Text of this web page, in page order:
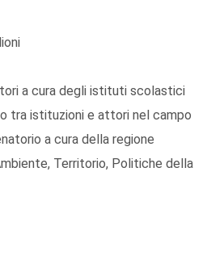
a cura degli istituti scolastici
tra istituzioni e attori nel campo
a cura della regione
Territorio, Politiche della